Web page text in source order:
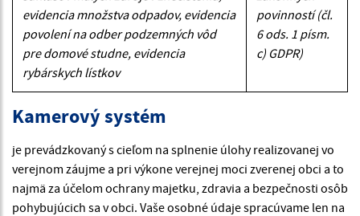
evidencia množstva odpadov, evidencia
povolení na odber podzemných vôd
pre domové studne, evidencia
rybárskych lístkov
povinností (čl.
6 ods. 1 písm.
c) GDPR)
Kamerový systém
je prevádzkovaný s cieľom na splnenie úlohy realizovanej vo
verejnom záujme a pri výkone verejnej moci zverenej obci a to
najmä za účelom ochrany majetku, zdravia a bezpečnosti osôb
pohybujúcich sa v obci. Vaše osobné údaje spracúvame len na